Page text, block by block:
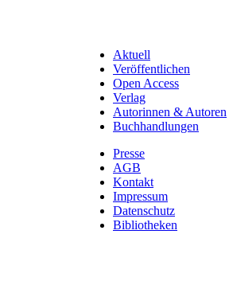
Aktuell
Veröffentlichen
Open Access
Verlag
Autorinnen & Autoren
Buchhandlungen
Presse
AGB
Kontakt
Impressum
Datenschutz
Bibliotheken